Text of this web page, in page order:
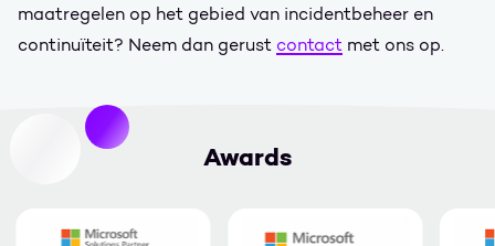
maatregelen op het gebied van incidentbeheer en
continuïteit? Neem dan gerust contact met ons op.
Awards